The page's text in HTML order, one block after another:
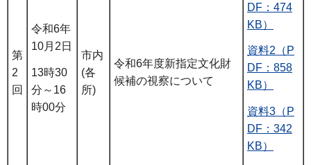
第
2
回
令和6年
10月2日
13時30
分～16
時00分
市内
(各
所)
令和6年度新指定文化財
候補の視察について
DF：474
KB）
資料2（P
DF：858
KB）
資料3（P
DF：342
KB）